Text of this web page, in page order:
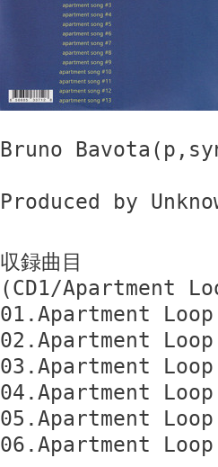
Bruno
Produced by
収録曲目
(CD1/Apartment
01.Apartment
02.Apartment
03.Apartment
04.Apartment
05.Apartment
06.Apartment